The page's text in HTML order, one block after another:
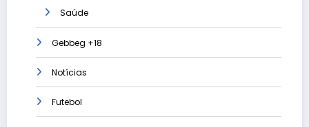
Saúde
Gebbeg +18
Notícias
Futebol